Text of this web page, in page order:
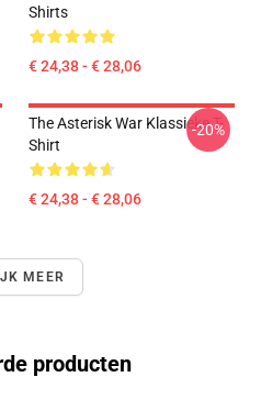
Shirts
€ 24,38 - € 28,06
The Asterisk War Klassieke T-
Shirt
€ 24,38 - € 28,06
-20%
MEER
producten